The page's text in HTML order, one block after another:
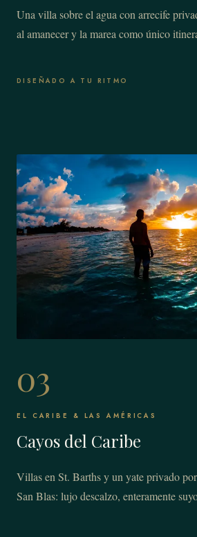
Una villa sobre el agua con arrecife
al amanecer y la marea como único
DISEÑADO A TU RITMO
03
EL CARIBE & LAS AMÉRICAS
Cayos del Caribe
Villas en St. Barths y un yate privado
San Blas: lujo descalzo, enteramente